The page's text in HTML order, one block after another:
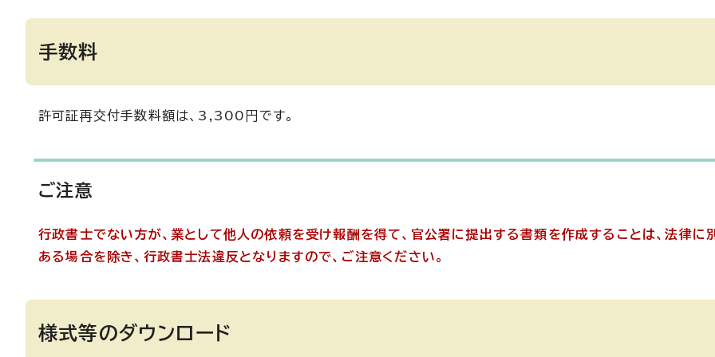
手数料
許可証再交付手数料額は、3,300円です。
ご注意
行政書士でない方が、業として他人の依頼を受け報酬を得て、官公署に提出する書類を作成することは、法律に
ある場合を除き、行政書士法違反となりますので、ご注意ください。
様式等のダウンロード